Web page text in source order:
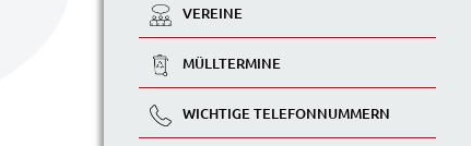
VEREINE
MÜLLTERMINE
WICHTIGE TELEFONNUMMERN